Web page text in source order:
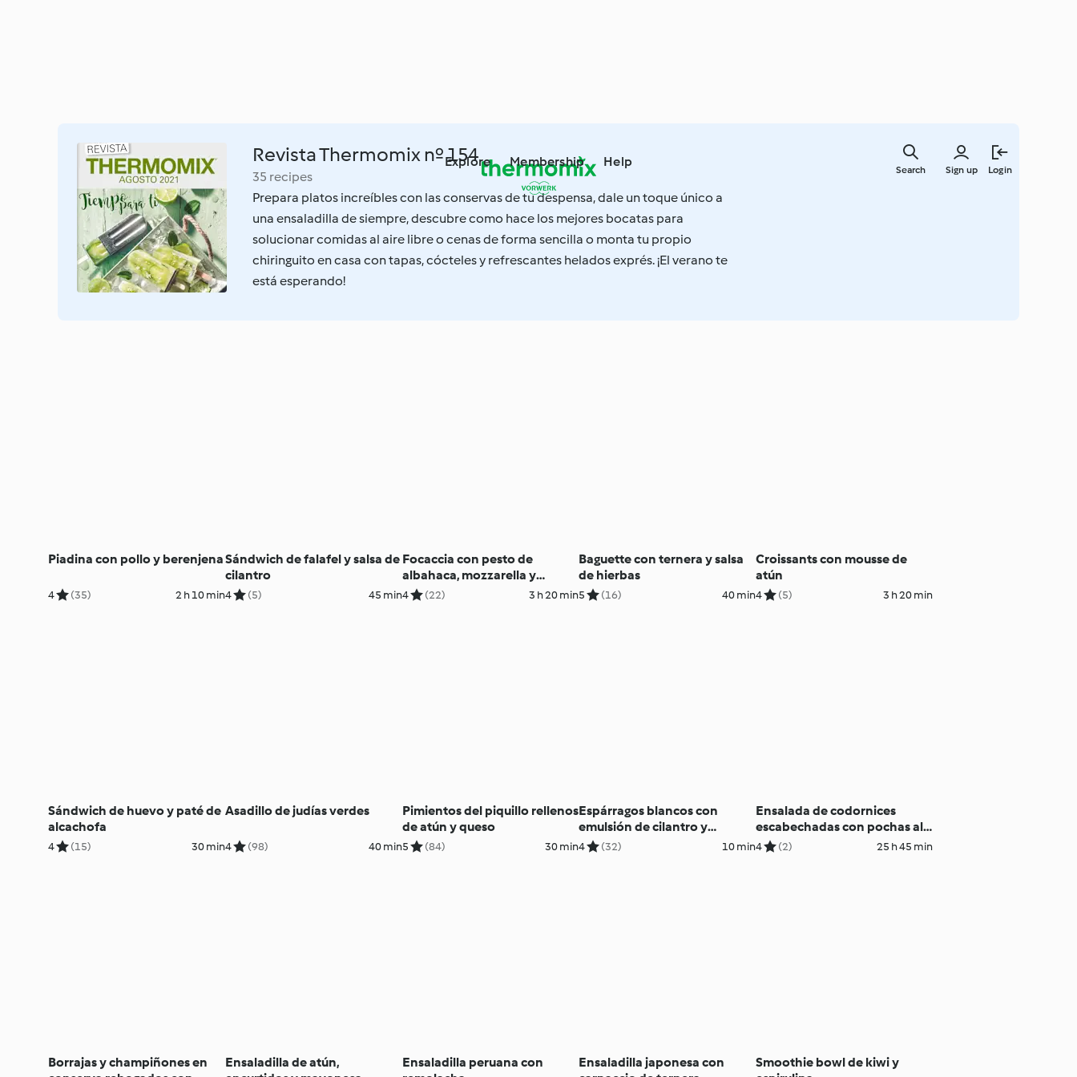
Explore Membership Help
Sign up Login
Search
Revista Thermomix nº 154
35 recipes
Prepara platos increíbles con las conservas de tu despensa, dale un toque único a
una ensaladilla de siempre, descubre como hace los mejores bocatas para
solucionar comidas al aire libre o cenas de forma sencilla o monta tu propio
chiringuito en casa con tapas, cócteles y refrescantes helados exprés. ¡El verano te
está esperando!
Piadina con pollo y berenjena
4 (35) 2 h 10 min
Sándwich de falafel y salsa de
cilantro
4 (5) 45 min
Focaccia con pesto de
albahaca, mozzarella y
tomate fresco
4 (22) 3 h 20 min
Baguette con ternera y salsa
de hierbas
5 (16) 40 min
Croissants con mousse de
atún
4 (5) 3 h 20 min
Sándwich de huevo y paté de
alcachofa
4 (15) 30 min
Asadillo de judías verdes
4 (98) 40 min
Pimientos del piquillo rellenos
de atún y queso
5 (84) 30 min
Espárragos blancos con
emulsión de cilantro y
berberechos
4 (32) 10 min
Ensalada de codornices
escabechadas con pochas al
vacío
4 (2) 25 h 45 min
Borrajas y champiñones en
Ensaladilla de atún,
Ensaladilla peruana con
Ensaladilla japonesa con
Smoothie bowl de kiwi y